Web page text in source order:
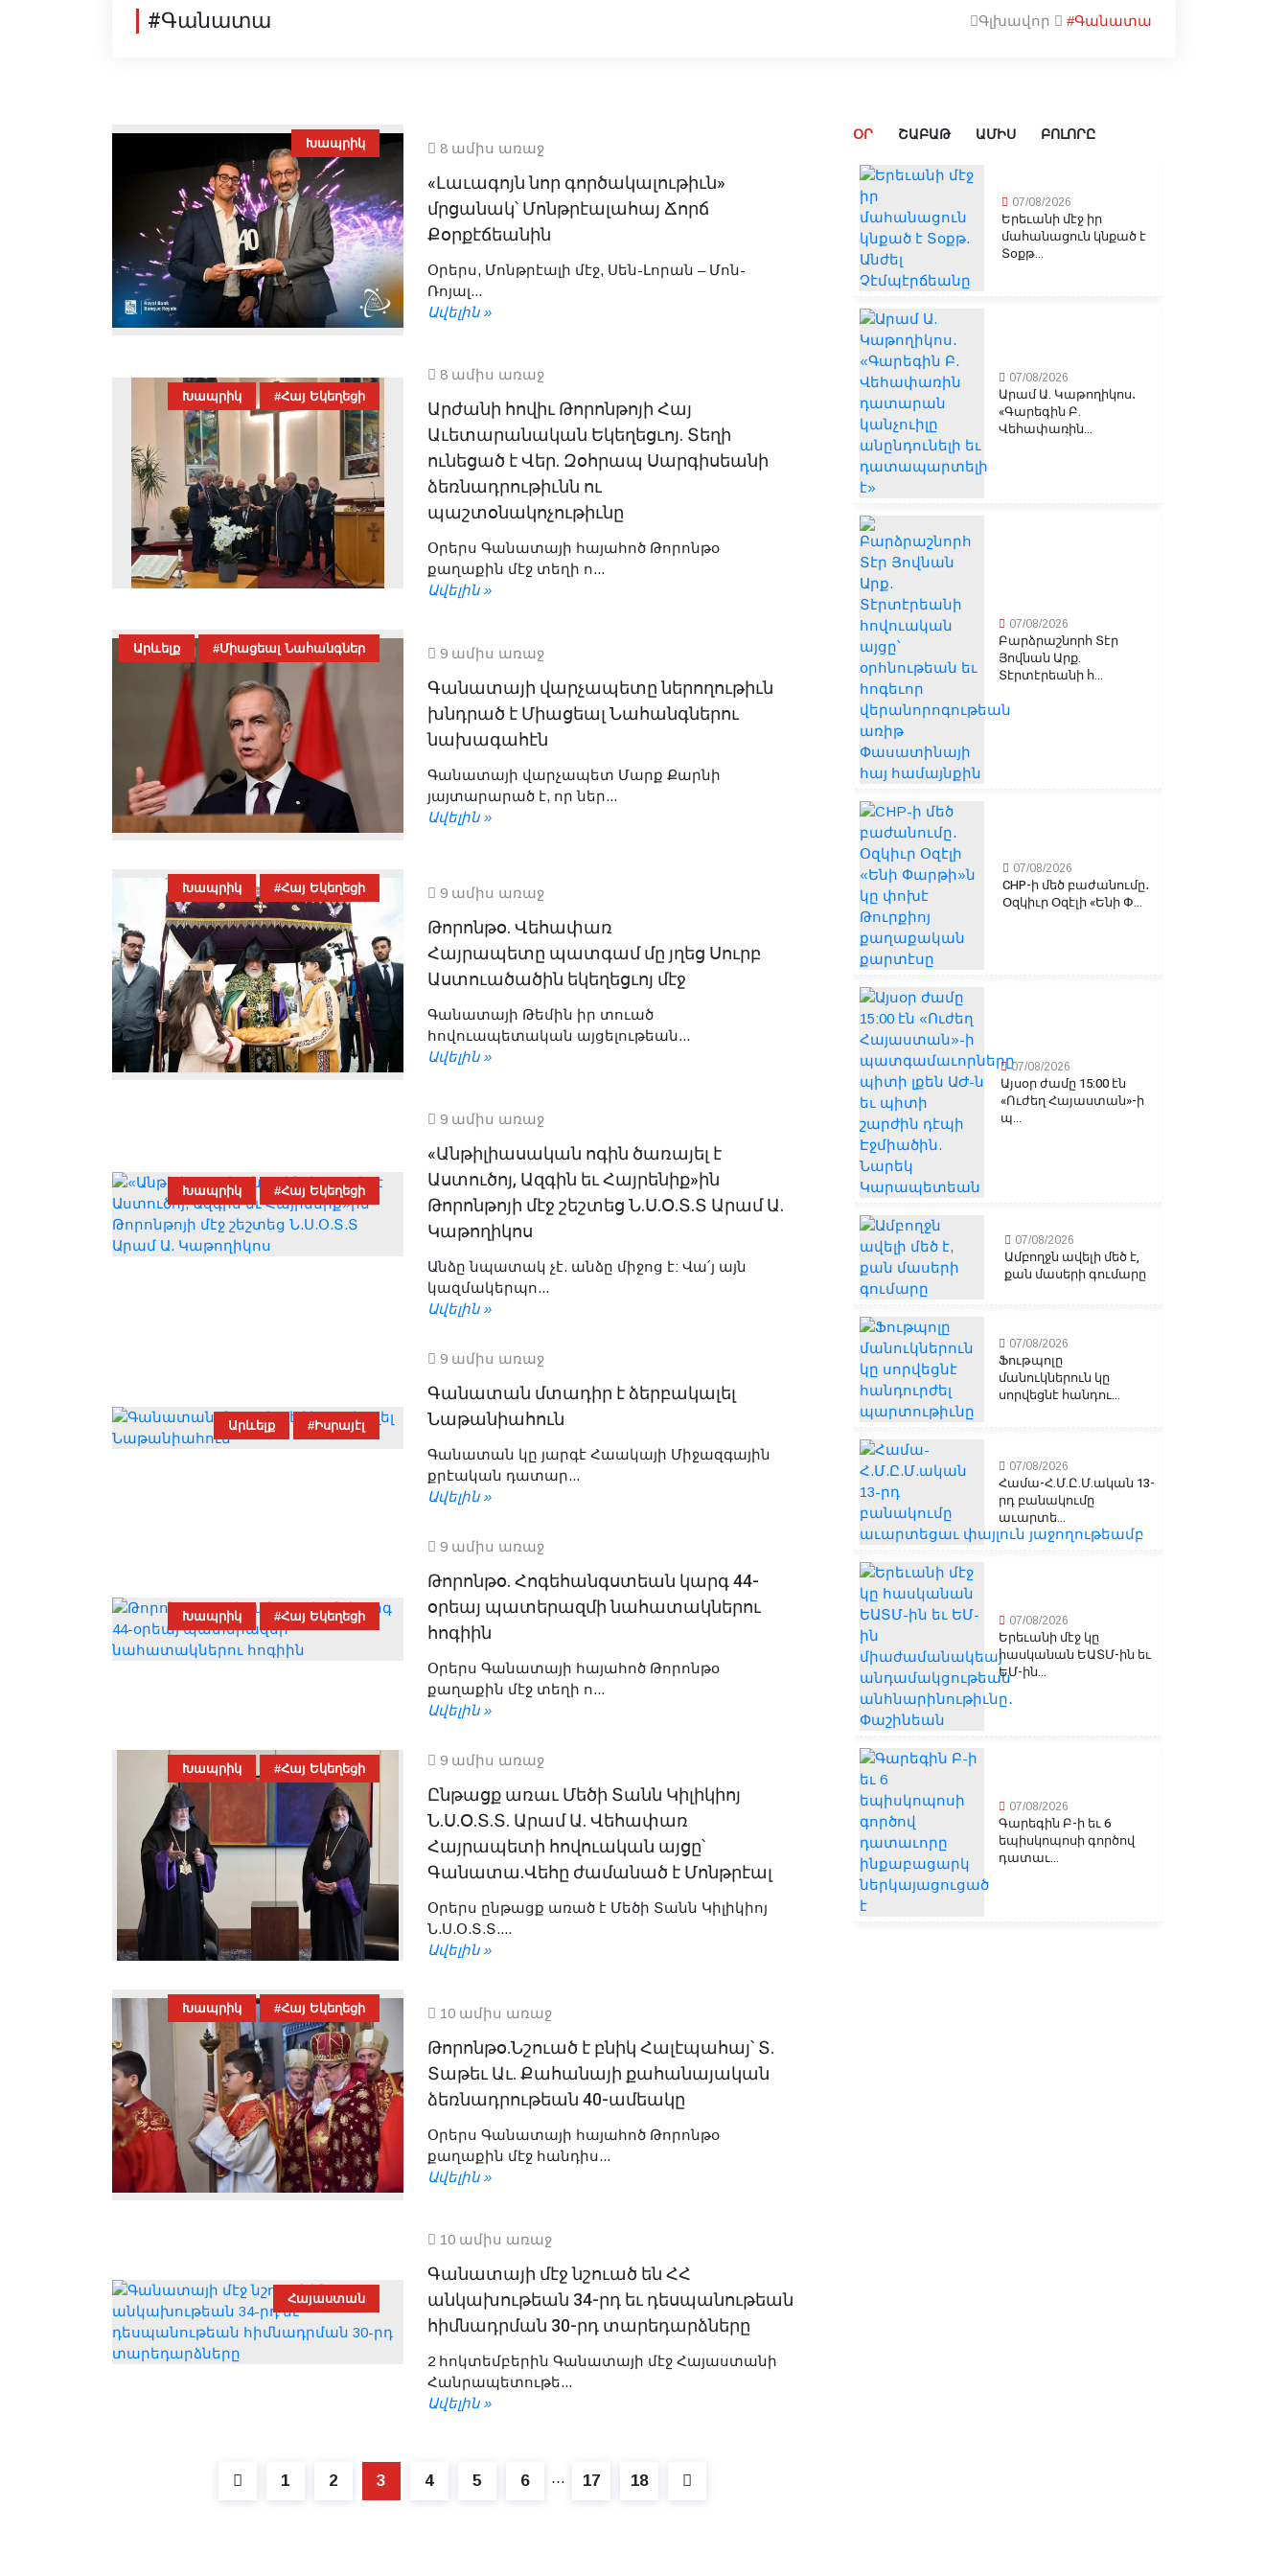
#Գանատա Գլխավոր #Գանատա
Խապրիկ 8 ամիս առաջ
«Լաւագոյն նոր գործակալութիւն»
մրցանակ՝ Մոնթրէալահայ Ճորճ
Քօրքէճեանին
Օրերս, Մոնթրէալի մէջ, Սեն-Լորան – Մոն-
Ռոյալ...
Ավելին »
Խապրիկ #Հայ Եկեղեցի
8 ամիս առաջ
Արժանի հովիւ Թորոնթոյի Հայ
Աւետարանական Եկեղեցւոյ. Տեղի
ունեցած է Վեր. Զօհրապ Սարգիսեանի
ձեռնադրութիւնն ու
պաշտօնակոչութիւնը
Օրերս Գանատայի հայահոծ Թորոնթօ
քաղաքին մէջ տեղի ո...
Ավելին »
Արևելք #Միացեալ Նահանգներ 9 ամիս առաջ
Գանատայի վարչապետը ներողութիւն
խնդրած է Միացեալ Նահանգներու
նախագահէն
Գանատայի վարչապետ Մարք Քարնի
յայտարարած է, որ ներ...
Ավելին »
Խապրիկ #Հայ Եկեղեցի 9 ամիս առաջ
Թորոնթօ. Վեհափառ
Հայրապետը պատգամ մը յղեց Սուրբ
Աստուածածին եկեղեցւոյ մէջ
Գանատայի Թեմին իր տուած
հովուապետական այցելութեան...
Ավելին »
Խապրիկ #Հայ Եկեղեցի
9 ամիս առաջ
«Անթիլիասական ոգին ծառայել է
Աստուծոյ, Ազգին եւ Հայրենիք»ին
Թորոնթոյի մէջ շեշտեց Ն.Ս.Օ.Տ.Տ Արամ Ա.
Կաթողիկոս
Անձը նպատակ չէ. անձը միջոց է: Վա՛յ այն
կազմակերպո...
Ավելին »
Արևելք #Իսրայէլ
9 ամիս առաջ
Գանատան մտադիր է ձերբակալել
Նաթանիահուն
Գանատան կը յարգէ Հաակայի Միջազգային
քրէական դատար...
Ավելին »
Խապրիկ #Հայ Եկեղեցի
9 ամիս առաջ
Թորոնթօ. Հոգեհանգստեան կարգ 44-
օրեայ պատերազմի նահատակներու
հոգիին
Օրերս Գանատայի հայահոծ Թորոնթօ
քաղաքին մէջ տեղի ո...
Ավելին »
Խապրիկ #Հայ Եկեղեցի
9 ամիս առաջ
Ընթացք առաւ Մեծի Տանն Կիլիկիոյ
Ն.Ս.Օ.Տ.Տ. Արամ Ա. Վեհափառ
Հայրապետի հովուական այցը՝
Գանատա.Վեհը ժամանած է Մոնթրէալ
Օրերս ընթացք առած է Մեծի Տանն Կիլիկիոյ
Ն.Ս.Օ.Տ.Տ....
Ավելին »
Խապրիկ #Հայ Եկեղեցի 10 ամիս առաջ
Թորոնթօ.Նշուած է բնիկ Հալէպահայ՝ Տ.
Տաթեւ Աւ. Քահանայի քահանայական
ձեռնադրութեան 40-ամեակը
Օրերս Գանատայի հայահոծ Թորոնթօ
քաղաքին մէջ հանդիս...
Ավելին »
Հայաստան
10 ամիս առաջ
Գանատայի մէջ նշուած են ՀՀ
անկախութեան 34-րդ եւ դեսպանութեան
հիմնադրման 30-րդ տարեդարձները
2 հոկտեմբերին Գանատայի մէջ Հայաստանի
Հանրապետութե...
Ավելին »
1 2 3 4 5 6 ⋯ 17 18
ՕՐ ՇԱԲԱԹ ԱՄԻՍ ԲՈԼՈՐԸ
07/08/2026
Երեւանի մէջ իր
մահանացուն կնքած է
Տօքթ...
07/08/2026
Արամ Ա. Կաթողիկոս․
«Գարեգին Բ.
Վեհափառին...
07/08/2026
Բարձրաշնորհ Տէր
Յովնան Արք.
Տէրտէրեանի հ...
07/08/2026
CHP-ի մեծ բաժանումը․
Օզկիւր Օզէլի «Ենի Փ...
07/08/2026
Այսօր ժամը 15:00 էն
«Ուժեղ Հայաստան»-ի
պ...
07/08/2026
Ամբողջն ավելի մեծ է,
քան մասերի գումարը
07/08/2026
Ֆութպոլը
մանուկներուն կը
սորվեցնէ հանդու...
07/08/2026
Համա-Հ.Մ.Ը.Մ.ական 13-
րդ բանակումը
աւարտե...
07/08/2026
Երեւանի մէջ կը
հասկանան ԵԱՏՄ-ին եւ
ԵՄ-ին...
07/08/2026
Գարեգին Բ-ի եւ 6
եպիսկոպոսի գործով
դատաւ...